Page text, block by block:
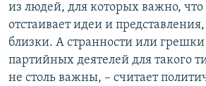
из людей, для которых важно, что
отстаивает идеи и
близки. А странности или
партийных деятелей для такого
не столь важны, – считает